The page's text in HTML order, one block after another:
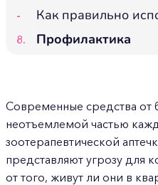
Как правильно
Профилактика
Современные средства
неотъемлемой частью
зоотерапевтической
представляют угрозу для
от того, живут ли они в